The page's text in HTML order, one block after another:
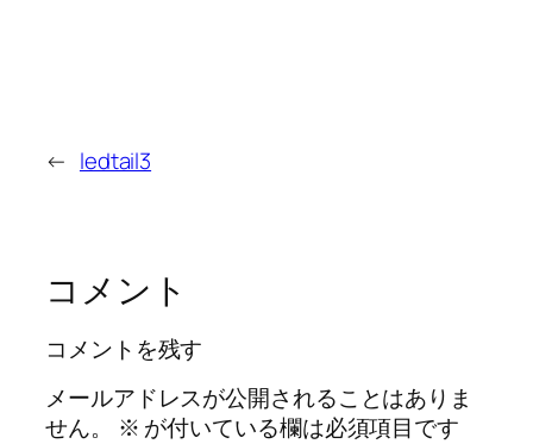
← ledtail3
コメント
コメントを残す
メールアドレスが公開されることはありま
せん。
※ が付いている欄は必須項目です